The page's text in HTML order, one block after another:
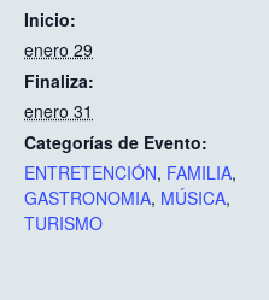
Inicio:
enero 29
Finaliza:
enero 31
Categorías de Evento:
ENTRETENCIÓN, FAMILIA,
GASTRONOMIA, MÚSICA,
TURISMO